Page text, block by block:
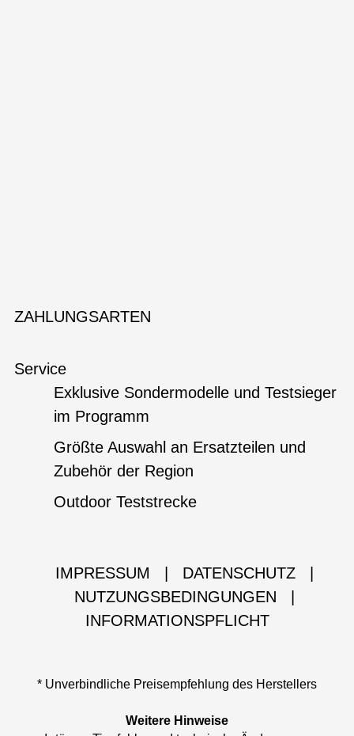
ZAHLUNGSARTEN
Service
Exklusive Sondermodelle und Testsieger
im Programm
Größte Auswahl an Ersatzteilen und
Zubehör der Region
Outdoor Teststrecke
IMPRESSUM DATENSCHUTZ
NUTZUNGSBEDINGUNGEN
INFORMATIONSPFLICHT
* Unverbindliche Preisempfehlung des Herstellers
Weitere Hinweise